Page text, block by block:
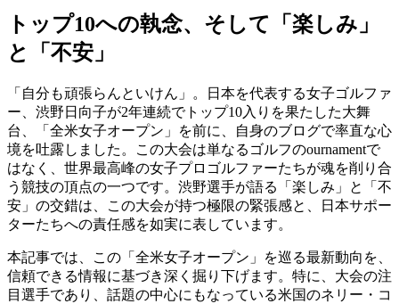
トップ10への執念、そして「楽しみ」
と「不安」
「自分も頑張らんといけん」。日本を代表する女子ゴルファ
ー、渋野日向子が2年連続でトップ10入りを果たした大舞
台、「全米女子オープン」を前に、自身のブログで率直な心
境を吐露しました。この大会は単なるゴルフのournamentで
はなく、世界最高峰の女子プロゴルファーたちが魂を削り合
う競技の頂点の一つです。渋野選手が語る「楽しみ」と「不
安」の交錯は、この大会が持つ極限の緊張感と、日本サポー
ターたちへの責任感を如実に表しています。
本記事では、この「全米女子オープン」を巡る最新動向を、
信頼できる情報に基づき深く掘り下げます。特に、大会の注
目選手であり、話題の中心にもなっている米国のネリー・コ